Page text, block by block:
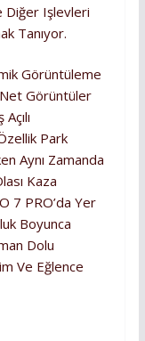
Diğer Işlevleri
Tanıyor.
Görüntüleme
Görüntüler
Park
Aynı Zamanda
Kaza
7 PRO’da Yer
Boyunca
Dolu
Ve Eğlence